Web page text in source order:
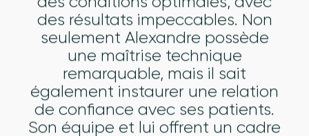
des résultats impeccables. Non
seulement Alexandre possède
une maîtrise technique
remarquable, mais il sait
également instaurer une relation
de confiance avec ses patients.
Son équipe et lui offrent un cadre